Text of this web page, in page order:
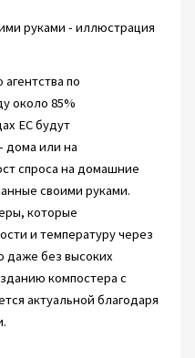
по
около 85%
ЕС будут
дома или на
спроса на домашние
своими руками.
которые
и температуру через
даже без высоких
компостера с
актуальной благодаря